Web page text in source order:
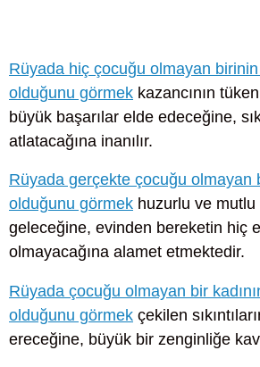
Rüyada hiç çocuğu olmayan
olduğunu görmek kazancının
büyük başarılar elde edeceğine,
atlatacağına inanılır.
Rüyada gerçekte çocuğu olmayan
olduğunu görmek huzurlu ve mutlu
geleceğine, evinden bereketin hiç
olmayacağına alamet etmektedir.
Rüyada çocuğu olmayan bir
olduğunu görmek çekilen
ereceğine, büyük bir zenginliğe